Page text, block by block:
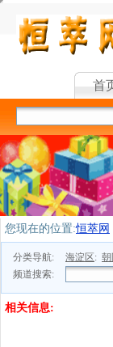
首
您现在的位置:恒萃网
分类导航: 海淀区: 朝
频道搜索:
相关信息: